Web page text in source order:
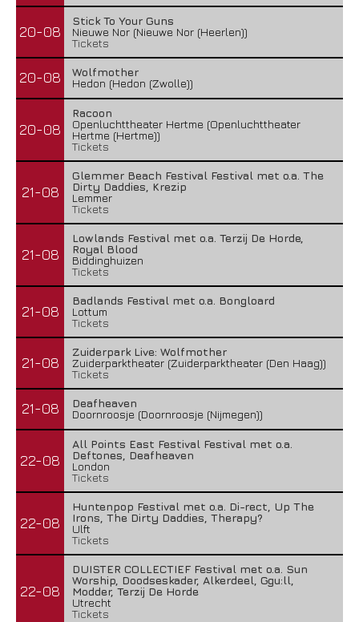
20-08
Stick To Your Guns
Nieuwe Nor (Nieuwe Nor (Heerlen))
Tickets
20-08
Wolfmother
Hedon (Hedon (Zwolle))
20-08
Racoon
Openluchttheater Hertme (Openluchttheater
Hertme (Hertme))
Tickets
21-08
Glemmer Beach Festival Festival met o.a. The
Dirty Daddies, Krezip
Lemmer
Tickets
21-08
Lowlands Festival met o.a. Terzij De Horde,
Royal Blood
Biddinghuizen
Tickets
21-08
Badlands Festival met o.a. Bongloard
Lottum
Tickets
21-08
Zuiderpark Live: Wolfmother
Zuiderparktheater (Zuiderparktheater (Den Haag))
Tickets
21-08
Deafheaven
Doornroosje (Doornroosje (Nijmegen))
22-08
All Points East Festival Festival met o.a.
Deftones, Deafheaven
London
Tickets
22-08
Huntenpop Festival met o.a. Di-rect, Up The
Irons, The Dirty Daddies, Therapy?
Ulft
Tickets
22-08
DUISTER COLLECTIEF Festival met o.a. Sun
Worship, Doodseskader, Alkerdeel, Ggu:ll,
Modder, Terzij De Horde
Utrecht
Tickets